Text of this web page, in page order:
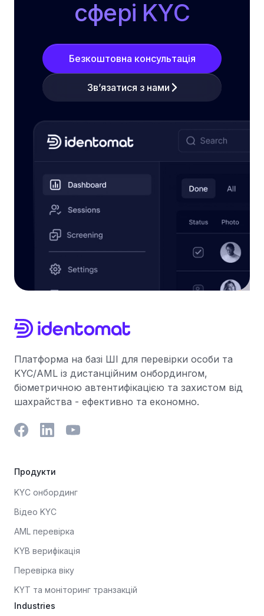
сфері KYC
Безкоштовна консультація
Зв’язатися з нами
Платформа на базі ШІ для перевірки особи та
KYC/AML із дистанційним онбордингом,
біометричною автентифікацією та захистом від
шахрайства - ефективно та економно.
Продукти
KYC онбординг
Відео KYC
AML перевірка
KYB верифікація
Перевірка віку
KYT та моніторинг транзакцій
Industries